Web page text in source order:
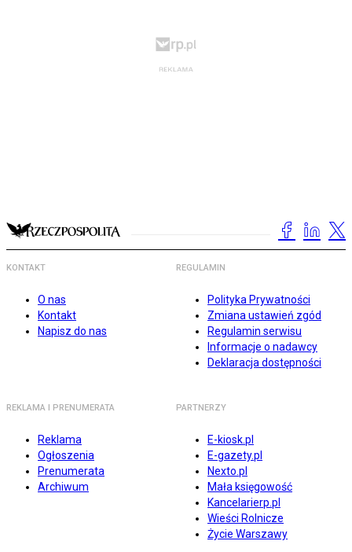
KONTAKT
O nas
Kontakt
Napisz do nas
REGULAMIN
Polityka Prywatności
Zmiana ustawień zgód
Regulamin serwisu
Informacje o nadawcy
Deklaracja dostępności
REKLAMA I PRENUMERATA
Reklama
Ogłoszenia
Prenumerata
Archiwum
PARTNERZY
E-kiosk.pl
E-gazety.pl
Nexto.pl
Mała księgowość
Kancelarierp.pl
Wieści Rolnicze
Życie Warszawy